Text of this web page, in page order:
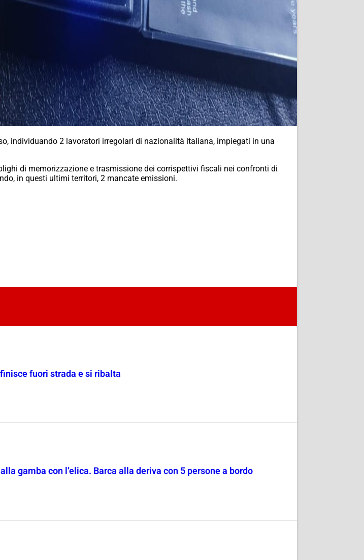
individuando 2 lavoratori irregolari di nazionalità italiana, impiegati in una
di memorizzazione e trasmissione dei corrispettivi fiscali nei confronti di
in questi ultimi territori, 2 mancate emissioni.
fuori strada e si ribalta
gamba con l’elica. Barca alla deriva con 5 persone a bordo